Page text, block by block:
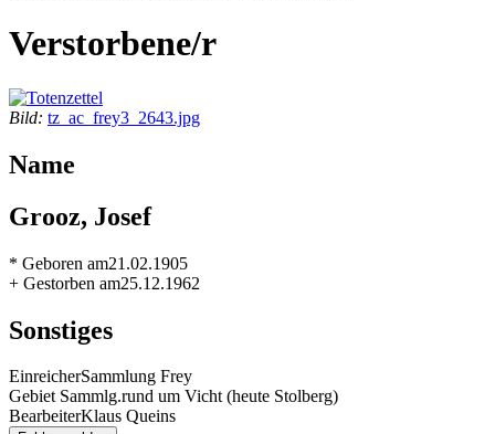
Verstorbene/r
Bild: tz_ac_frey3_2643.jpg
Name
Grooz, Josef
* Geboren am21.02.1905
+ Gestorben am25.12.1962
Sonstiges
EinreicherSammlung Frey
Gebiet Sammlg.rund um Vicht (heute Stolberg)
BearbeiterKlaus Queins